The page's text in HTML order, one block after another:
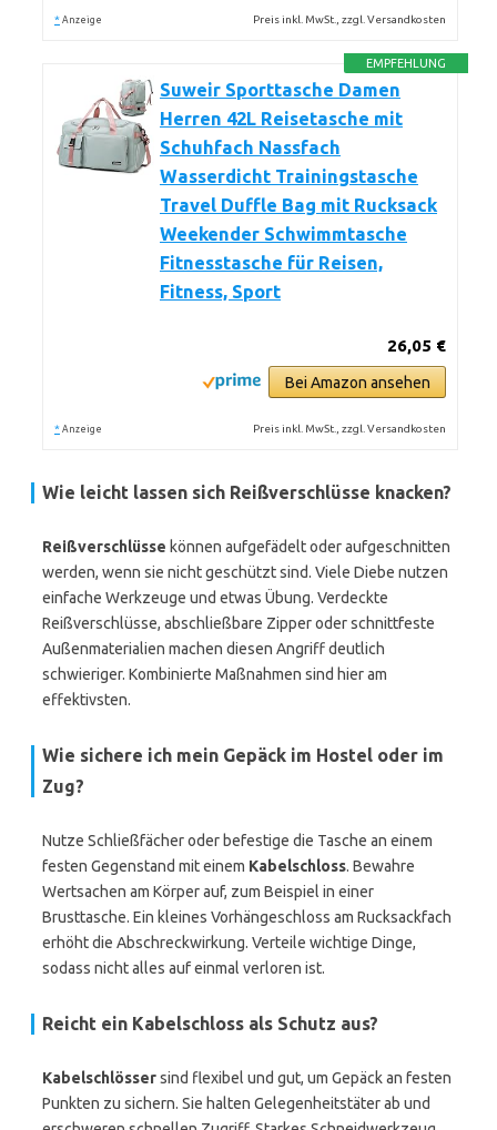
* Anzeige Preis inkl. MwSt., zzgl. Versandkosten
EMPFEHLUNG
Suweir Sporttasche Damen
Herren 42L Reisetasche mit
Schuhfach Nassfach
Wasserdicht Trainingstasche
Travel Duffle Bag mit Rucksack
Weekender Schwimmtasche
Fitnesstasche für Reisen,
Fitness, Sport
26,05 €
Bei Amazon ansehen
* Anzeige Preis inkl. MwSt., zzgl. Versandkosten
Wie leicht lassen sich Reißverschlüsse knacken?
Reißverschlüsse können aufgefädelt oder aufgeschnitten
werden, wenn sie nicht geschützt sind. Viele Diebe nutzen
einfache Werkzeuge und etwas Übung. Verdeckte
Reißverschlüsse, abschließbare Zipper oder schnittfeste
Außenmaterialien machen diesen Angriff deutlich
schwieriger. Kombinierte Maßnahmen sind hier am
effektivsten.
Wie sichere ich mein Gepäck im Hostel oder im
Zug?
Nutze Schließfächer oder befestige die Tasche an einem
festen Gegenstand mit einem Kabelschloss. Bewahre
Wertsachen am Körper auf, zum Beispiel in einer
Brusttasche. Ein kleines Vorhängeschloss am Rucksackfach
erhöht die Abschreckwirkung. Verteile wichtige Dinge,
sodass nicht alles auf einmal verloren ist.
Reicht ein Kabelschloss als Schutz aus?
Kabelschlössersind flexibel und gut, um Gepäck an festen
Punkten zu sichern. Sie halten Gelegenheitstäter ab und